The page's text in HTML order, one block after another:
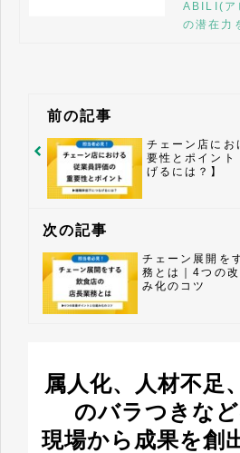
りご不明
ABILI(ア
の潜在力
前の記事
チェーン店にお
要性とポイント
げるには？】
次の記事
チェーン展開を
務とは｜4つの
み化のコツ
属人化、人材不足
のバラつきな
現場から成果を創